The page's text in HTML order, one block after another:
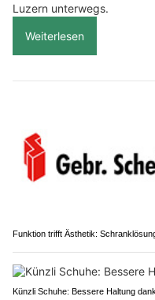
Luzern unterwegs.
Weiterlesen
Funktion trifft Ästhetik:
Künzli Schuhe: Bessere Haltung